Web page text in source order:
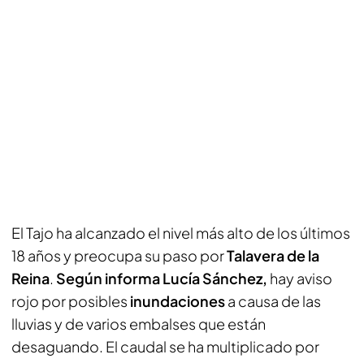
El Tajo ha alcanzado el nivel más alto de los últimos
18 años y preocupa su paso porTalavera de la
Reina. Según informa Lucía Sánchez, hay aviso
rojo por posibles inundacionesa causa de las
lluvias y de varios embalses que están
desaguando. El caudal se ha multiplicado por